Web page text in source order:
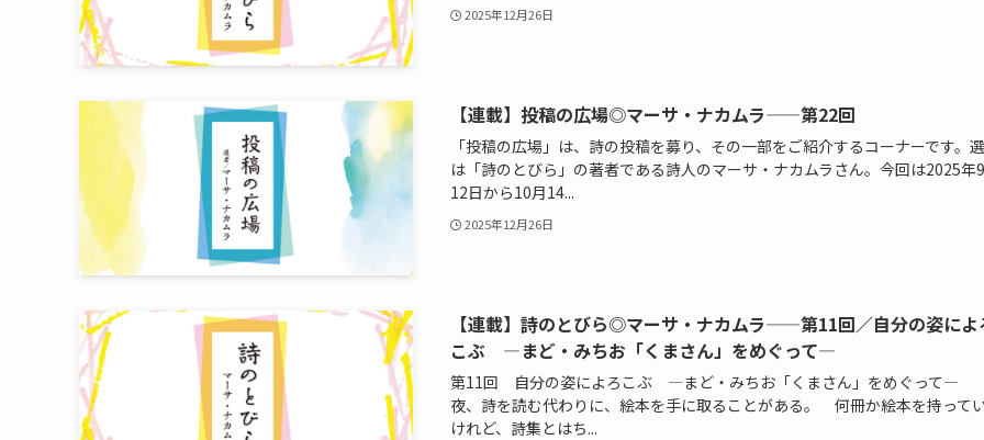
2025年12月26日
【連載】投稿の広場◎マーサ・ナカムラ——第22回
「投稿の広場」は、詩の投稿を募り、その一部をご紹介するコーナーです。
は「詩のとびら」の著者である詩人のマーサ・ナカムラさん。今回は2025年
12日から10月14...
2025年12月26日
【連載】詩のとびら◎マーサ・ナカムラ——第11回／自分の姿によ
こぶ —まど・みちお「くまさん」をめぐって—
第11回 自分の姿によろこぶ —まど・みちお「くまさん」をめぐって—
夜、詩を読む代わりに、絵本を手に取ることがある。 何冊か絵本を持って
けれど、詩集とはち...